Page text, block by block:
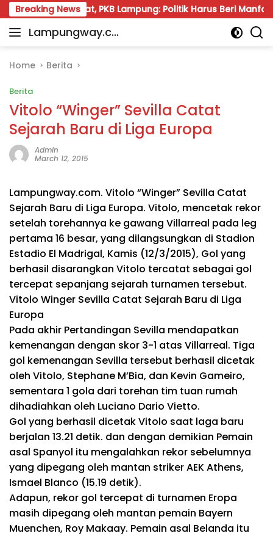
Skip
to
content
Breaking News
Rakyat, PKB Lampung: Politik Harus Beri Manfaat
Lampungway.co
Portal
Daerah
Terpercaya
dan
Terupdate
Home Berita
Berita
Vitolo “Winger” Sevilla Catat
Sejarah Baru di Liga Europa
Admin
March 12, 2015
Lampungway.com. Vitolo “Winger” Sevilla Catat
Sejarah Baru di Liga Europa. Vitolo, mencetak rekor
setelah torehannya ke gawang Villarreal pada leg
pertama 16 besar, yang dilangsungkan di Stadion
Estadio El Madrigal, Kamis (12/3/2015), Gol yang
berhasil disarangkan Vitolo tercatat sebagai gol
tercepat sepanjang sejarah turnamen tersebut.
Vitolo Winger Sevilla Catat Sejarah Baru di Liga
Europa
Pada akhir Pertandingan Sevilla mendapatkan
kemenangan dengan skor 3-1 atas Villarreal. Tiga
gol kemenangan Sevilla tersebut berhasil dicetak
oleh Vitolo, Stephane M’Bia, dan Kevin Gameiro,
sementara 1 gola dari torehan tim tuan rumah
dihadiahkan oleh Luciano Dario Vietto.
Gol yang berhasil dicetak Vitolo saat laga baru
berjalan 13.21 detik. dan dengan demikian Pemain
asal Spanyol itu mengalahkan rekor sebelumnya
yang dipegang oleh mantan striker AEK Athens,
Ismael Blanco (15.19 detik).
Adapun, rekor gol tercepat di turnamen Eropa
masih dipegang oleh mantan pemain Bayern
Muenchen, Roy Makaay. Pemain asal Belanda itu